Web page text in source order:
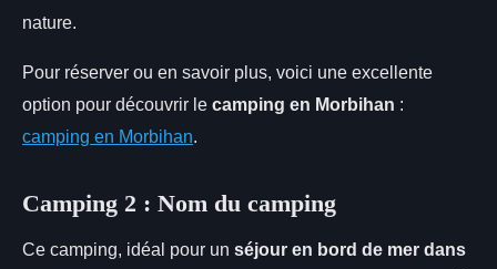
nature.
Pour réserver ou en savoir plus, voici une excellente
option pour découvrir le camping en Morbihan :
camping en Morbihan.
Camping 2 : Nom du camping
Ce camping, idéal pour un séjour en bord de mer dans